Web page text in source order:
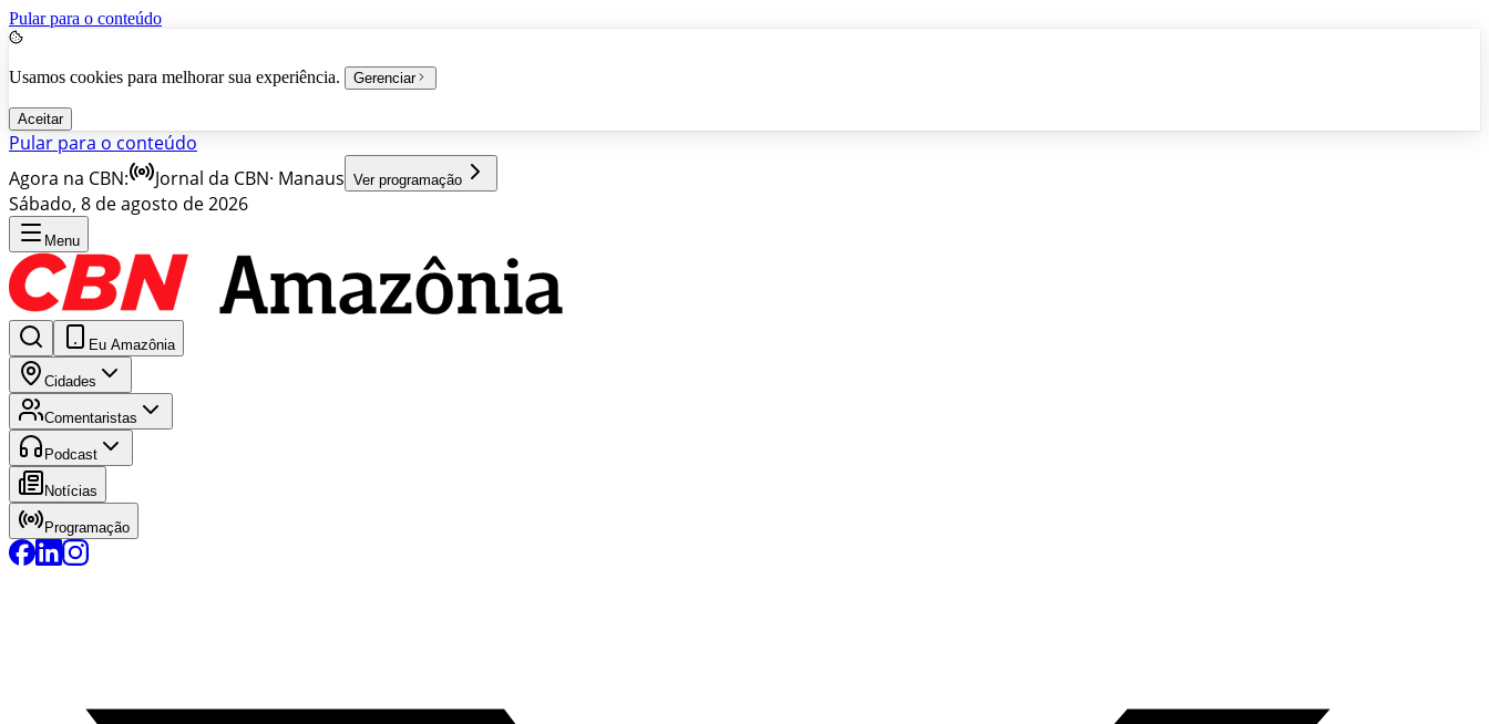
Pular para o conteúdo
Usamos cookies para melhorar sua experiência. Gerenciar
Aceitar
Pular para o conteúdo
Agora na CBN:
Jornal da CBN· Manaus Ver programação
Sábado, 8 de agosto de 2026
Menu
Eu Amazônia
Cidades
Comentaristas
Podcast
Notícias
Programação